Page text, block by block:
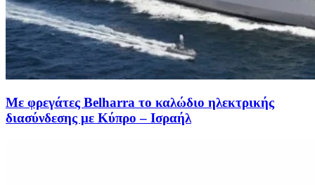
Με φρεγάτες Belharra το καλώδιο ηλεκτρικής
διασύνδεσης με Κύπρο – Ισραήλ